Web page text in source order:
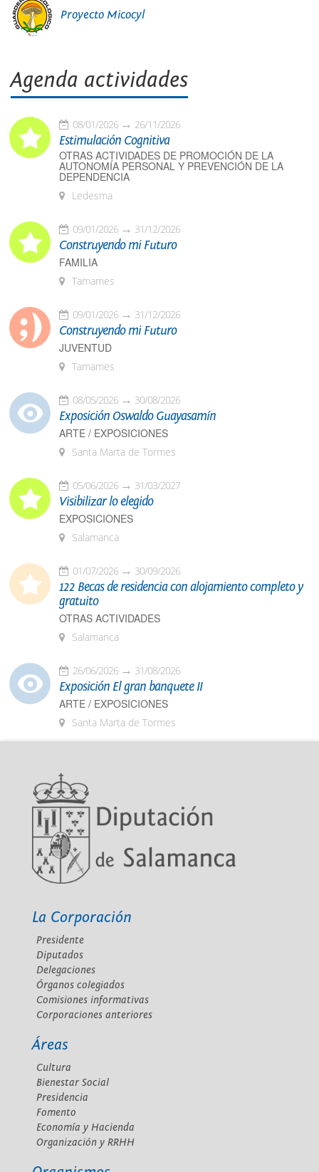
Proyecto Micocyl
Agenda actividades
08/01/2026 26/11/2026
Estimulación Cognitiva
OTRAS ACTIVIDADES DE PROMOCIÓN DE LA
AUTONOMÍA PERSONAL Y PREVENCIÓN DE LA
DEPENDENCIA
Ledesma
09/01/2026 31/12/2026
Construyendo mi Futuro
FAMILIA
Tamames
09/01/2026 31/12/2026
Construyendo mi Futuro
JUVENTUD
Tamames
08/05/2026 30/08/2026
Exposición Oswaldo Guayasamín
ARTE / EXPOSICIONES
Santa Marta de Tormes
05/06/2026 31/03/2027
Visibilizar lo elegido
EXPOSICIONES
Salamanca
01/07/2026 30/09/2026
122 Becas de residencia con alojamiento completo y
gratuito
OTRAS ACTIVIDADES
Salamanca
26/06/2026 31/08/2026
Exposición El gran banquete II
ARTE / EXPOSICIONES
Santa Marta de Tormes
La Corporación
Presidente
Diputados
Delegaciones
Órganos colegiados
Comisiones informativas
Corporaciones anteriores
Áreas
Cultura
Bienestar Social
Presidencia
Fomento
Economía y Hacienda
Organización y RRHH